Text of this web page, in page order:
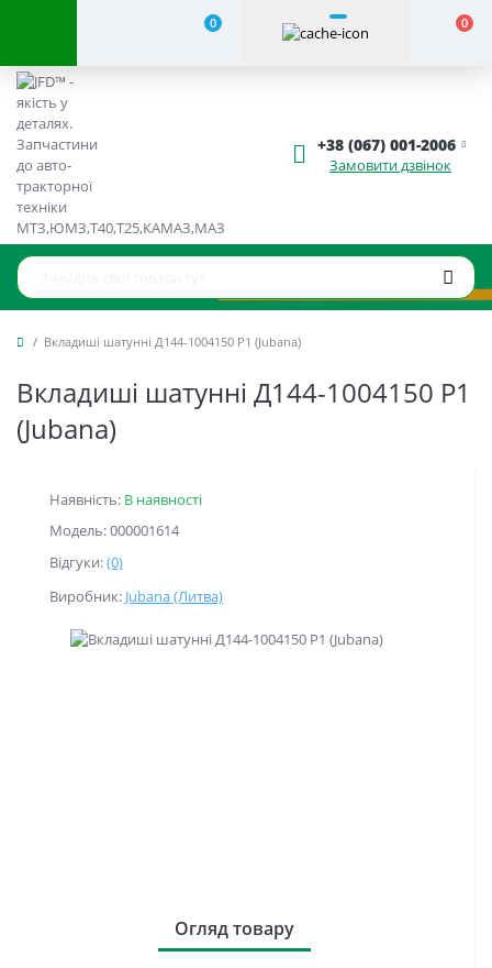
0 0
+38 (067) 001-2006
Замовити дзвінок
Вкладиші шатунні Д144-1004150 Р1 (Jubana)
Вкладиші шатунні Д144-1004150 Р1
(Jubana)
Наявність: В наявності
Модель: 000001614
Відгуки:(0)
Виробник: Jubana (Литва)
Огляд товару